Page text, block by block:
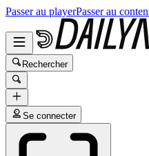
Passer au playerPasser au
Rechercher
Se connecter